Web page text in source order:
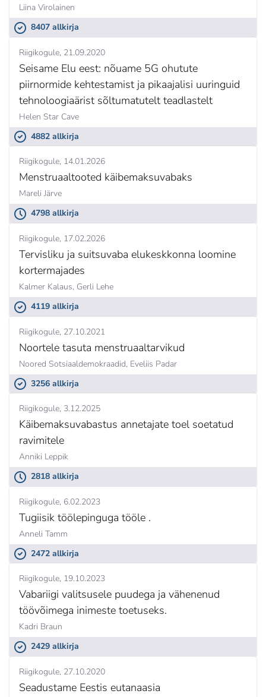
Liina Virolainen
8407 allkirja
Riigikogule 21.09.2020
Seisame Elu eest: nõuame 5G ohutute
piirnormide kehtestamist ja pikaajalisi uuringuid
tehnoloogiaärist sõltumatutelt teadlastelt
Helen Star Cave
4882 allkirja
Riigikogule 14.01.2026
Menstruaaltooted käibemaksuvabaks
Mareli Järve
4798 allkirja
Riigikogule 17.02.2026
Tervisliku ja suitsuvaba elukeskkonna loomine
kortermajades
Kalmer Kalaus, Gerli Lehe
4119 allkirja
Riigikogule 27.10.2021
Noortele tasuta menstruaaltarvikud
Noored Sotsiaaldemokraadid, Eveliis Padar
3256 allkirja
Riigikogule 3.12.2025
Käibemaksuvabastus annetajate toel soetatud
ravimitele
Anniki Leppik
2818 allkirja
Riigikogule 6.02.2023
Tugiisik töölepinguga tööle .
Anneli Tamm
2472 allkirja
Riigikogule 19.10.2023
Vabariigi valitsusele puudega ja vähenenud
töövõimega inimeste toetuseks.
Kadri Braun
2429 allkirja
Riigikogule 27.10.2020
Seadustame Eestis eutanaasia